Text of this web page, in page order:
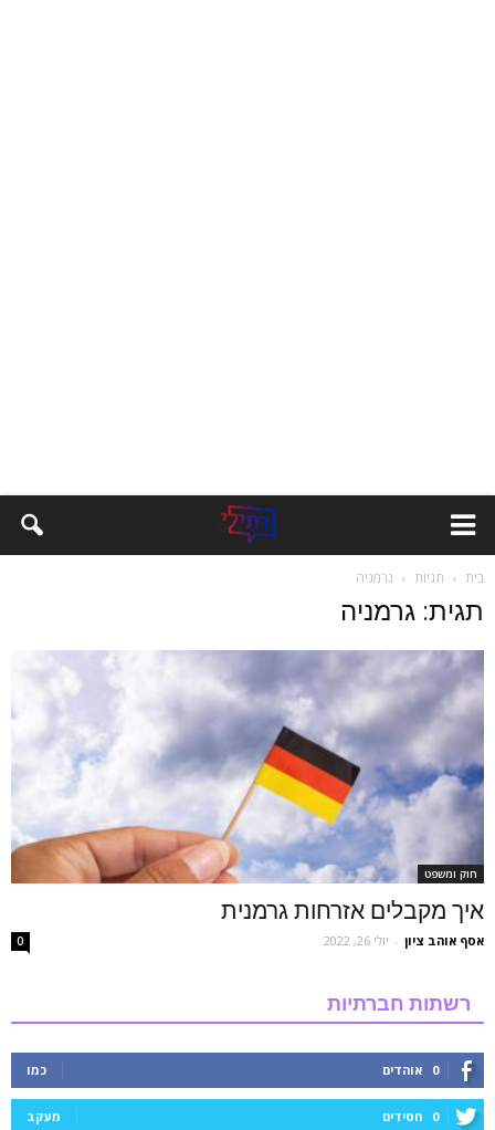
בית תגיות גרמניה
תגית: גרמניה
חוק ומשפט
איך מקבלים אזרחות גרמנית
אסף אוהב ציון - יולי 26, 2022 0
רשתות חברתיות
0 אוהדים כמו
0 חסידים מעקב